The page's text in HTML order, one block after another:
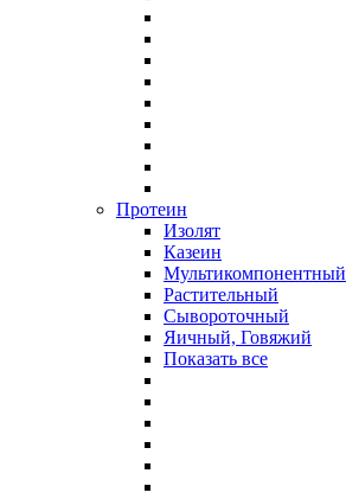
Протеин
Изолят
Казеин
Мультикомпонентный
Растительный
Сывороточный
Яичный, Говяжий
Показать все